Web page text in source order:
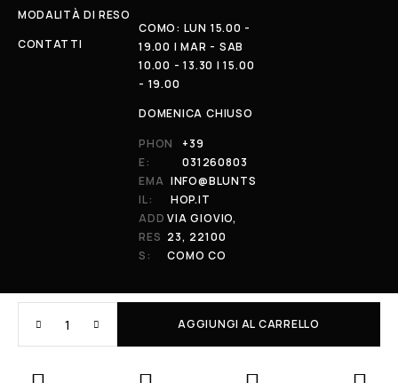
AGGIUNGI AL CARRELLO
MODALITÀ DI RESO
CONTATTI
COMO: LUN 15.00 -
19.00 | MAR - SAB
10.00 - 13.30 | 15.00
- 19.00
DOMENICA CHIUSO
PHON
E:
+39
031260803
EMA
IL:
INFO@BLUNTS
HOP.IT
ADD
RES
S:
VIA GIOVIO,
23, 22100
COMO CO
01848590038